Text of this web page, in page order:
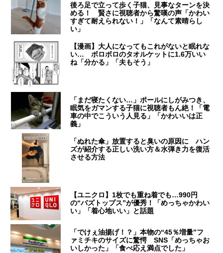
後ろ足で立って歩く子猫、見事なターンを決
める！ 賢さに視聴者から驚嘆の声「かわい
すぎて耐えられない！」「なんて素晴らし
い」
【漫画】大人になってもこれがないと眠れな
い… ボロボロのタオルケットに1.6万いい
ね「分かる」「夫もそう」
「まだ寝たくない…」ポールにしがみつき、
眠気をガマンする子猫に視聴者もん絶！「電
車の中でこういう人見る」「かわいいは正
義」
「ぬれた傘」放置すると臭いの原因に ハン
ズが紹介する正しい洗い方＆水弾き力を復活
させる方法
【ユニクロ】1枚でも重ね着でも…990円
の“バズトップス”が優秀！「めっちゃかわい
い」「着心地いい」と話題
「でけぇ油揚げ！？」本物の“45％増量”フ
ァミチキのサイズに驚愕 SNS「めっちゃお
いしかった」「食べ応え満点でした」